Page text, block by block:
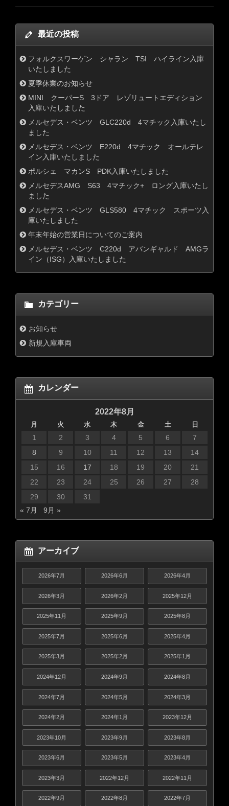
最近の投稿
フォルクスワーゲン シャラン TSI ハイライン入庫
いたしました
夏季休業のお知らせ
MINI クーパーS 3ドア レゾリュートエディション
入庫いたしました
メルセデス・ベンツ GLC220d 4マチック入庫いたし
ました
メルセデス・ベンツ E220d 4マチック オールテレ
イン入庫いたしました
ポルシェ マカンS PDK入庫いたしました
メルセデスAMG S63 4マチック+ ロング入庫いたし
ました
メルセデス・ベンツ GLS580 4マチック スポーツ入
庫いたしました
年末年始の営業日についてのご案内
メルセデス・ベンツ C220d アバンギャルド AMGラ
イン（ISG）入庫いたしました
カテゴリー
お知らせ
新規入庫車両
カレンダー
2022年8月
月 火 水 木 金 土 日
1 2 3 4 5 6
7
8
9 10 11 12 13
14
15
16 17 18 19 20
21
22
23 24 25 26 27
28
29
30
31
« 7月
9月 »
アーカイブ
2026年7月 2026年6月 2026年4月
2026年3月 2026年2月 2025年12月
2025年11月 2025年9月 2025年8月
2025年7月 2025年6月 2025年4月
2025年3月 2025年2月 2025年1月
2024年12月 2024年9月 2024年8月
2024年7月 2024年5月 2024年3月
2024年2月 2024年1月 2023年12月
2023年10月 2023年9月 2023年8月
2023年6月 2023年5月 2023年4月
2023年3月 2022年12月 2022年11月
2022年9月 2022年8月 2022年7月